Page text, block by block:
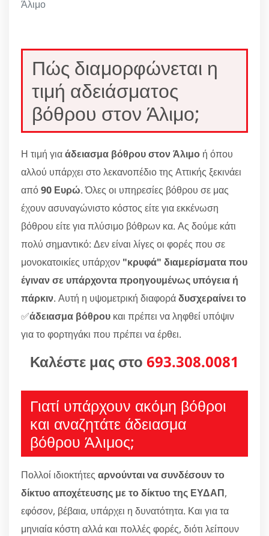
Άλιμο
Πώς διαμορφώνεται η
τιμή αδειάσματος
βόθρου στον Άλιμο;
Η τιμή γιαάδειασμα βόθρου στον Άλιμο ή όπου
αλλού υπάρχει στο λεκανοπέδιο της Αττικής ξεκινάει
από90 Ευρώ. Όλες οι υπηρεσίες βόθρου σε μας
έχουν ασυναγώνιστο κόστος είτε για εκκένωση
βόθρου είτε για πλύσιμο βόθρων κα. Ας δούμε κάτι
πολύ σημαντικό: Δεν είναι λίγες οι φορές που σε
μονοκατοικίες υπάρχον "κρυφά" διαμερίσματα που
έγιναν σε υπάρχοντα προηγουμένως υπόγεια ή
πάρκιν. Αυτή η υψομετρική διαφοράδυσχεραίνει το
✅άδειασμα βόθρου και πρέπει να ληφθεί υπόψιν
για το φορτηγάκι που πρέπει να έρθει.
Καλέστε μας στο 693.308.0081
Γιατί υπάρχουν ακόμη βόθροι
και αναζητάτε άδειασμα
βόθρου Άλιμος;
Πολλοί ιδιοκτήτες αρνούνται να συνδέσουν το
δίκτυο αποχέτευσης με το δίκτυο της ΕΥΔΑΠ,
εφόσον, βέβαια, υπάρχει η δυνατότητα. Και για τα
μηνιαία κόστη αλλά και πολλές φορές, διότι λείπουν